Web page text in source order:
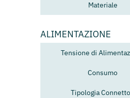
Materiale
ALIMENTAZIONE
Tensione di
Consumo
Tipologia